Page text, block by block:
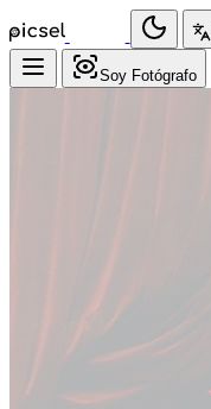
Soy Fotógrafo